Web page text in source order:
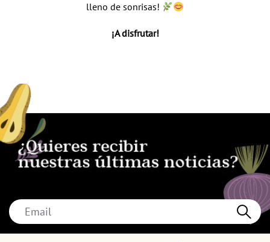
lleno de sonrisas!
¡A disfrutar!